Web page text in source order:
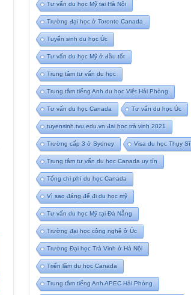
Tư vấn du học Mỹ tại Hà Nội
Trường đại học ở Toronto Canada
Tuyển sinh du học Úc
Tư vấn du học Mỹ ở đầu tốt
Trung tâm tư vấn du học
Trung tâm tiếng Anh du học Việt Hải Phòng
Tư vấn du học Canada Tư vấn du học Úc
tuyensinh.tvu.edu.vn đại học trà vinh 2021
Trường cấp 3 ở Sydney Visa du học Thụy Sĩ
Trung tâm tư vấn du học Canada uy tín
Tổng chi phí du học Canada
Vì sao đáng để đi du học mỹ
Tư vấn du học Mỹ tại Đà Nẵng
Trường đại học công nghệ ở Úc
Trường Đại học Trà Vinh ở Hà Nội
Triển lãm du học Canada
Trung tâm tiếng Anh APEC Hải Phòng